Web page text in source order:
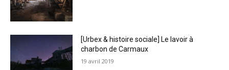
[Urbex & histoire sociale] Le lavoir à
charbon de Carmaux
19 avril 2019